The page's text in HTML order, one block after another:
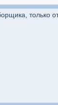
только